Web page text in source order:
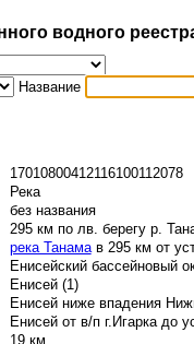
водного
Название
17010800412116100112078
Река
без названия
295 км по лв. берегу р.
река Танамав 295 км от
Енисейский бассейновый
Енисей (1)
Енисей ниже впадения
Енисей от в/п г.Игарка до
19 км